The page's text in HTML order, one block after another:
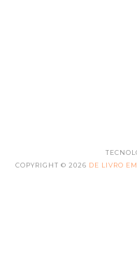
COPYRIGHT © 2026 DE LIVRO